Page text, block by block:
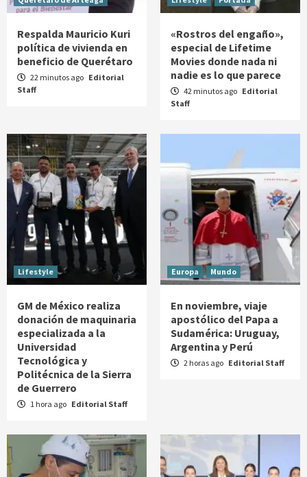
Respalda Mauricio Kuri
política de vivienda en
beneficio de Querétaro
22 minutos ago Editorial
Staff
«Rostros del engaño»,
especial de Lifetime
Movies donde nada ni
nadie es lo que parece
42 minutos ago Editorial
Staff
Lifestyle
GM de México realiza
donación de maquinaria
especializada a la
Universidad
Tecnológica y
Politécnica de la Sierra
de Guerrero
1 hora ago Editorial Staff
Europa Mundo
En noviembre, viaje
apostólico del Papa a
Sudamérica: Uruguay,
Argentina y Perú
2 horas ago Editorial Staff